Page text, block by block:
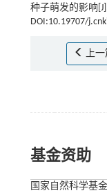
种子萌发的影响
DOI:10.19707/
上一
基金资助
国家自然科学基金